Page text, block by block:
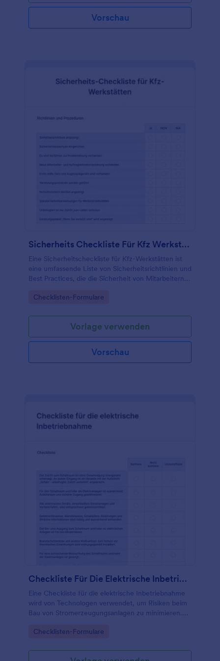
Arbeitsplatz besteht in der Regel aus mehreren
Abschnitten, die den gesamten Reinigungsprozess
abbilden. In der Kopfzeile stehen der Name des
das Verfahren für die Reinigung und die Checkliste
für die Reinigung, einschließlich eines Abschnitts für
falls zutreffend. Verwenden Sie diese kostenlose
Vorlage für eine Checkliste für die Reinigung von
Erstellen Sie dann einen Zeitplan, um Ihre
Mitarbeiter daran zu erinnern, was zu tun ist. Ganz
gleich, ob es sich bei Ihrem Unternehmen um ein
Hotel, ein Restaurant oder ein Büro handelt, dieses
sorgen und Gäste, Kunden und Mitarbeiter
zufrieden zu stellen.
Vorschau
Sicherheits Checkliste Für Kfz Werkstätten
Eine Sicherheitscheckliste für Kfz-Werkstätten ist
eine umfassende Liste von Sicherheitsrichtlinien und
Best Practices, die die Sicherheit von Mitarbeitern,
gewährleisten.
Go to Category:
Checklisten-Formulare
Vorlage verwenden
Vorschau
Checkliste Für Die Elektrische Inbetriebnahme
Eine Checkliste für die elektrische Inbetriebnahme
wird von Technologen verwendet, um Risiken beim
Bau von Stromerzeugungsanlagen zu minimieren.
Serviceteams sind, verwenden Sie diese kostenlose
den Inbetriebnahmeprozess elektrischer Geräte zu
Go to Category:
Checklisten-Formulare